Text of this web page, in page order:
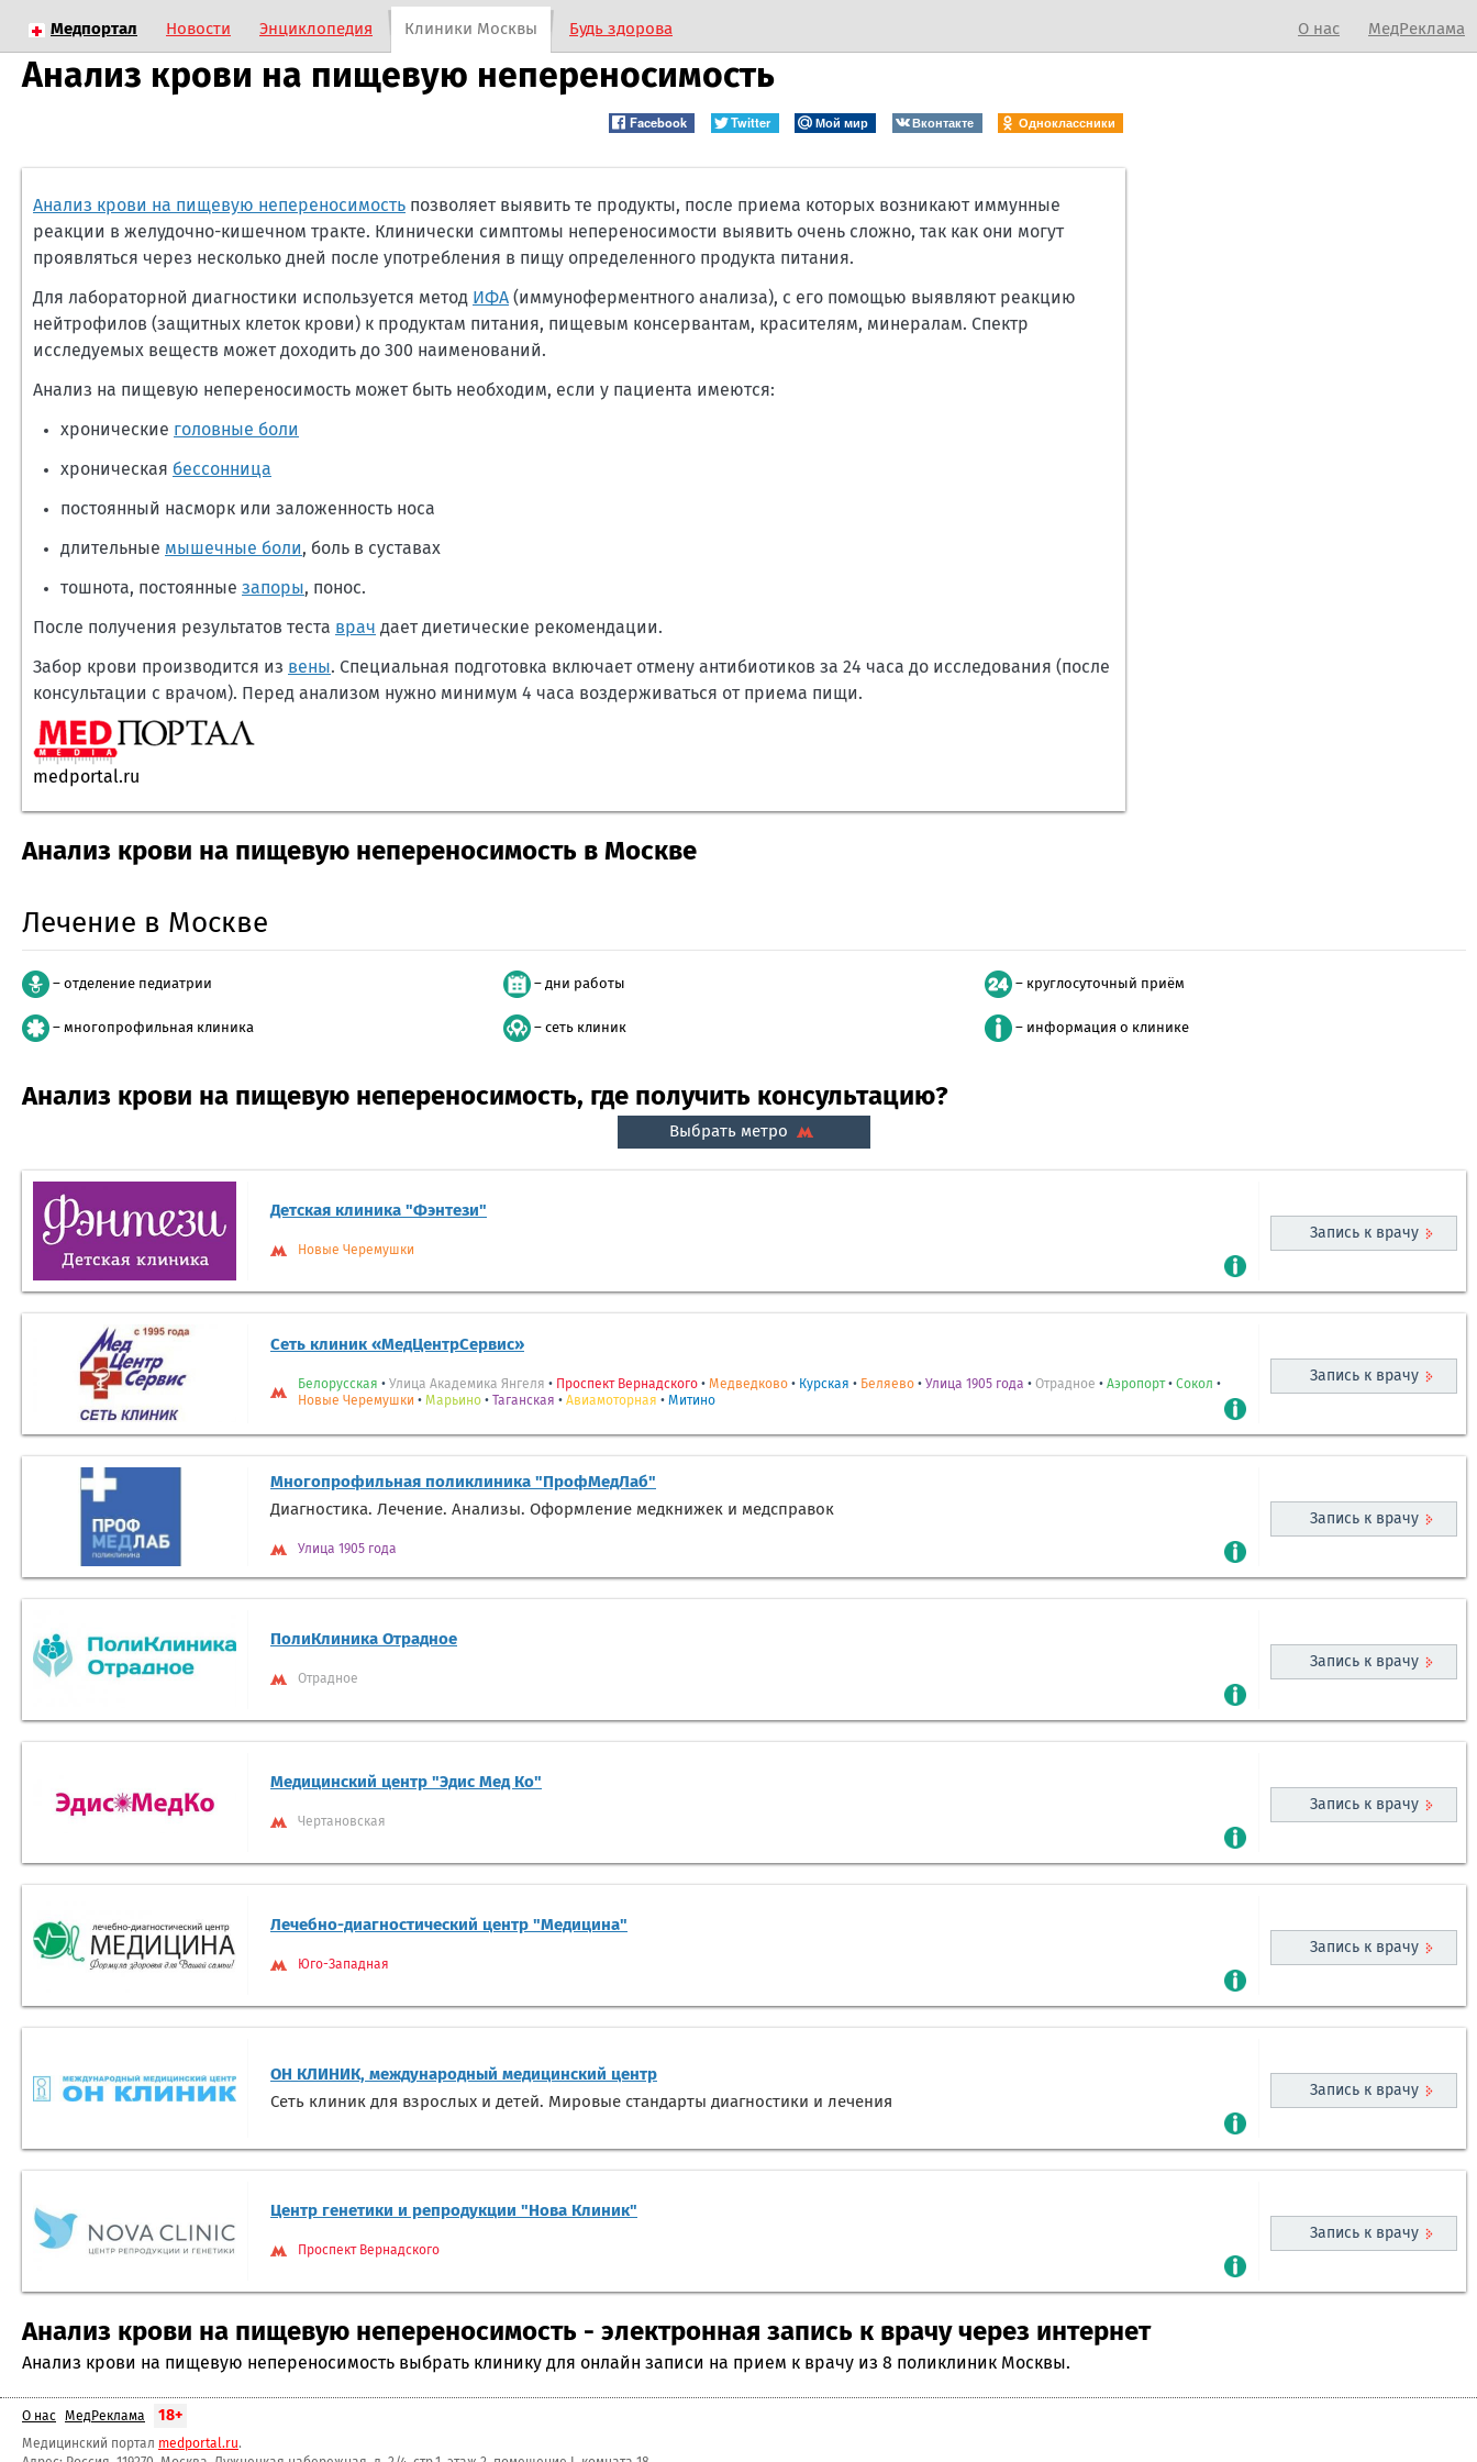
О нас МедРеклама
Медпортал Новости Энциклопедия Клиники Москвы Будь здорова
Анализ крови на пищевую непереносимость
Facebook Twitter Мой мир Вконтакте Одноклассники
Анализ крови на пищевую непереносимость позволяет выявить те продукты, после приема которых возникают иммунные
реакции в желудочно-кишечном тракте. Клинически симптомы непереносимости выявить очень сложно, так как они могут
проявляться через несколько дней после употребления в пищу определенного продукта питания.
Для лабораторной диагностики используется метод ИФА (иммуноферментного анализа), с его помощью выявляют реакцию
нейтрофилов (защитных клеток крови) к продуктам питания, пищевым консервантам, красителям, минералам. Спектр
исследуемых веществ может доходить до 300 наименований.
Анализ на пищевую непереносимость может быть необходим, если у пациента имеются:
хронические головные боли
хроническая бессонница
постоянный насморк или заложенность носа
длительные мышечные боли, боль в суставах
тошнота, постоянные запоры, понос.
После получения результатов теста врач дает диетические рекомендации.
Забор крови производится из вены. Специальная подготовка включает отмену антибиотиков за 24 часа до исследования (после
консультации с врачом). Перед анализом нужно минимум 4 часа воздерживаться от приема пищи.
medportal.ru
Анализ крови на пищевую непереносимость в Москве
Лечение в Москве
– отделение педиатрии – дни работы – круглосуточный приём
– многопрофильная клиника – сеть клиник – информация о клинике
Анализ крови на пищевую непереносимость, где получить консультацию?
Выбрать метро
Детская клиника "Фэнтези"
Новые Черемушки
Запись к врачу
Сеть клиник «МедЦентрСервис»
Белорусская • Улица Академика Янгеля • Проспект Вернадского • Медведково • Курская • Беляево • Улица 1905 года • Отрадное • Аэропорт• Сокол •
Новые Черемушки • Марьино • Таганская • Авиамоторная • Митино
Запись к врачу
Многопрофильная поликлиника "ПрофМедЛаб"
Диагностика. Лечение. Анализы. Оформление медкнижек и медсправок
Улица 1905 года
Запись к врачу
ПолиКлиника Отрадное
Отрадное
Запись к врачу
Медицинский центр "Эдис Мед Ко"
Чертановская
Запись к врачу
Лечебно-диагностический центр "Медицина"
Юго-Западная
Запись к врачу
ОН КЛИНИК, международный медицинский центр
Сеть клиник для взрослых и детей. Мировые стандарты диагностики и лечения
Запись к врачу
Центр генетики и репродукции "Нова Клиник"
Проспект Вернадского
Запись к врачу
Анализ крови на пищевую непереносимость - электронная запись к врачу через интернет
Анализ крови на пищевую непереносимость выбрать клинику для онлайн записи на прием к врачу из 8 поликлиник Москвы.
О нас МедРеклама 18+
Медицинский портал medportal.ru.